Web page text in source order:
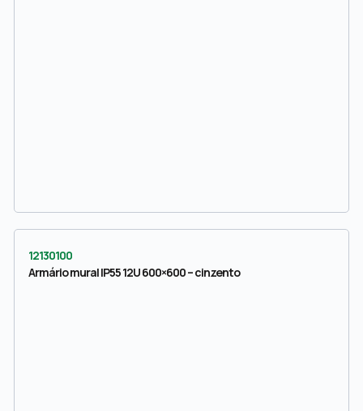
12130100
Armário mural IP55 12U 600×600 – cinzento